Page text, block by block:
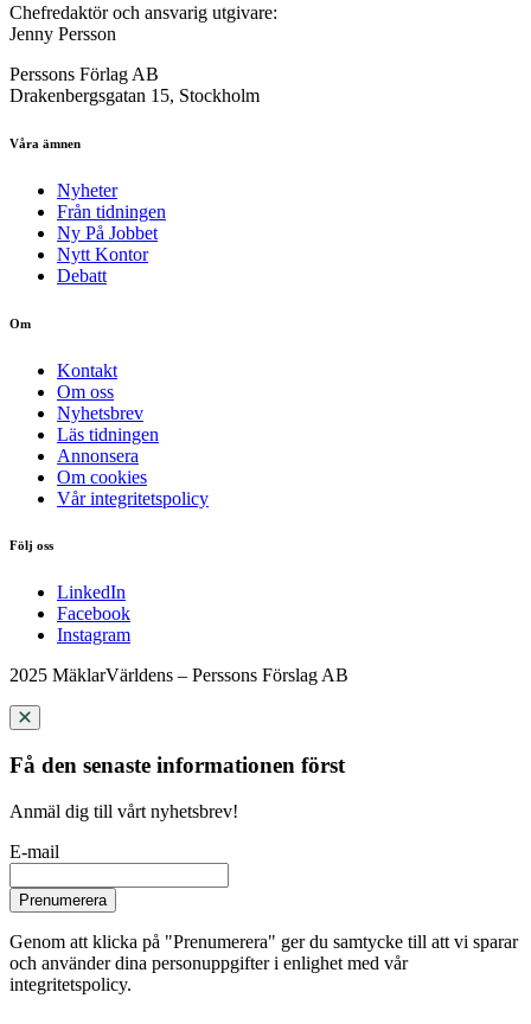
Chefredaktör och ansvarig utgivare:
Jenny Persson
Perssons Förlag AB
Drakenbergsgatan 15, Stockholm
Våra ämnen
Nyheter
Från tidningen
Ny På Jobbet
Nytt Kontor
Debatt
Om
Kontakt
Om oss
Nyhetsbrev
Läs tidningen
Annonsera
Om cookies
Vår integritetspolicy
Följ oss
LinkedIn
Facebook
Instagram
2025 MäklarVärldens – Perssons Förslag AB
Få den senaste informationen först
Anmäl dig till vårt nyhetsbrev!
E-mail
Prenumerera
Genom att klicka på "Prenumerera" ger du samtycke till att vi sparar
och använder dina personuppgifter i enlighet med vår
integritetspolicy.